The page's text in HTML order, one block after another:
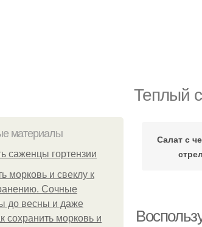
Теплый
материалы
саженцы гортензии
морковь и свеклу к
Сочные
до весны и даже
сохранить морковь и
Салат с